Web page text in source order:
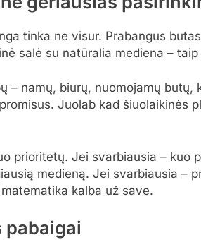
tinka ne visur. Prabangus
salė su natūralia mediena – taip
– namų, biurų, nuomojamų butų,
Juolab kad šiuolaikinės
prioritetų. Jei svarbiausia – kuo
medieną. Jei svarbiausia –
kalba už save.
pabaigai